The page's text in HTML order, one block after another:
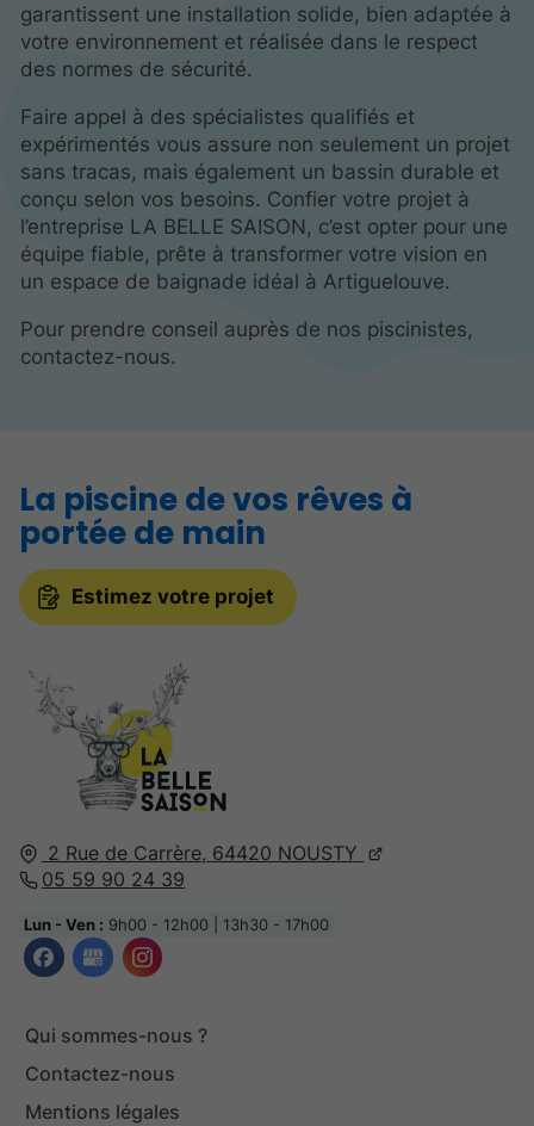
garantissent une installation solide, bien adaptée à
votre environnement et réalisée dans le respect
des normes de sécurité.
Faire appel à des spécialistes qualifiés et
expérimentés vous assure non seulement un projet
sans tracas, mais également un bassin durable et
conçu selon vos besoins. Confier votre projet à
l’entreprise LA BELLE SAISON, c’est opter pour une
équipe fiable, prête à transformer votre vision en
un espace de baignade idéal à Artiguelouve.
Pour prendre conseil auprès de nos piscinistes,
contactez-nous.
2 Rue de Carrère, 64420 NOUSTY
05 59 90 24 39
Lun - Ven : 9h00 - 12h00 | 13h30 - 17h00
Qui sommes-nous ?
Contactez-nous
Mentions légales
La piscine de vos rêves à
portée de main
Estimez votre projet